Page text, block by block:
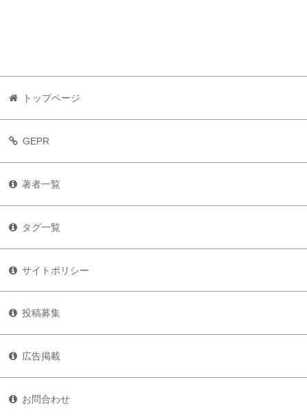
トップページ
GEPR
著者一覧
タグ一覧
サイトポリシー
投稿募集
広告掲載
お問合わせ